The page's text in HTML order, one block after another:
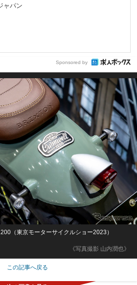
ャパン
Sponsored by
《写真撮影 山内潤也》
（東京モーターサイクルショー2023）
この記事へ戻る